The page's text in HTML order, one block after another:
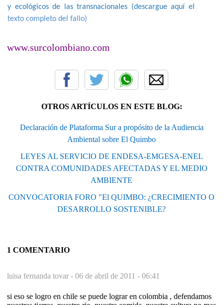
y ecológicos de las transnacionales (descargue aquí el
texto completo del fallo)
www.surcolombiano.com
OTROS ARTÍCULOS EN ESTE BLOG:
Declaración de Plataforma Sur a propósito de la Audiencia
Ambiental sobre El Quimbo
LEYES AL SERVICIO DE ENDESA-EMGESA-ENEL
CONTRA COMUNIDADES AFECTADAS Y EL MEDIO
AMBIENTE
CONVOCATORIA FORO "El QUIMBO: ¿CRECIMIENTO O
DESARROLLO SOSTENIBLE?
1 COMENTARIO
luisa fernanda tovar - 06 de abril de 2011 - 06:41
si eso se logro en chile se puede lograr en colombia , defendamos